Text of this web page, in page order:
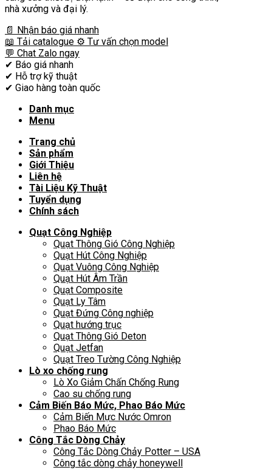
nhà xưởng và đại lý.
📄 Nhận báo giá nhanh
📖 Tải catalogue ⚙️ Tư vấn chọn model
💬 Chat Zalo ngay
✔ Báo giá nhanh
✔ Hỗ trợ kỹ thuật
✔ Giao hàng toàn quốc
Danh mục
Menu
Trang chủ
Sản phẩm
Giới Thiệu
Liên hệ
Tài Liệu Kỹ Thuật
Tuyển dụng
Chính sách
Quạt Công Nghiệp
Quạt Thông Gió Công Nghiệp
Quạt Hút Công Nghiệp
Quạt Vuông Công Nghiệp
Quạt Hút Âm Trần
Quạt Composite
Quạt Ly Tâm
Quạt Đứng Công nghiệp
Quạt hướng trục
Quạt Thông Gió Deton
Quạt Jetfan
Quạt Treo Tường Công Nghiệp
Lò xo chống rung
Lò Xo Giảm Chấn Chống Rung
Cao su chống rung
Cảm Biến Báo Mức, Phao Báo Mức
Cảm Biến Mực Nước Omron
Phao Báo Mức
Công Tắc Dòng Chảy
Công Tắc Dòng Chảy Potter – USA
Công tắc dòng chảy honeywell